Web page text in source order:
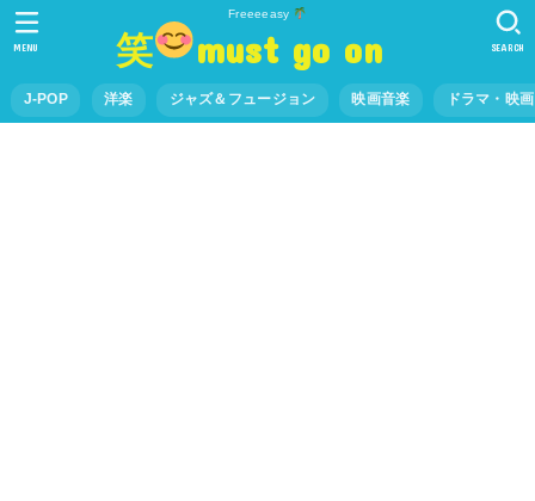
Freeeeasy
笑 must go on
J-POP 洋楽 ジャズ＆フュージョン 映画音楽 ドラマ・映
SEARCH
MENU